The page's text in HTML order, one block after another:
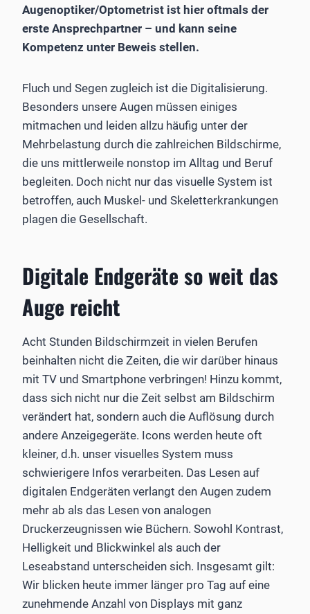
Augenoptiker/Optometrist ist hier oftmals der
erste Ansprechpartner – und kann seine
Kompetenz unter Beweis stellen.
Fluch und Segen zugleich ist die Digitalisierung.
Besonders unsere Augen müssen einiges
mitmachen und leiden allzu häufig unter der
Mehrbelastung durch die zahlreichen Bildschirme,
die uns mittlerweile nonstop im Alltag und Beruf
begleiten. Doch nicht nur das visuelle System ist
betroffen, auch Muskel- und Skeletterkrankungen
plagen die Gesellschaft.
Digitale Endgeräte so weit das
Auge reicht
Acht Stunden Bildschirmzeit in vielen Berufen
beinhalten nicht die Zeiten, die wir darüber hinaus
mit TV und Smartphone verbringen! Hinzu kommt,
dass sich nicht nur die Zeit selbst am Bildschirm
verändert hat, sondern auch die Auflösung durch
andere Anzeigegeräte. Icons werden heute oft
kleiner, d.h. unser visuelles System muss
schwierigere Infos verarbeiten. Das Lesen auf
digitalen Endgeräten verlangt den Augen zudem
mehr ab als das Lesen von analogen
Druckerzeugnissen wie Büchern. Sowohl Kontrast,
Helligkeit und Blickwinkel als auch der
Leseabstand unterscheiden sich. Insgesamt gilt:
Wir blicken heute immer länger pro Tag auf eine
zunehmende Anzahl von Displays mit ganz